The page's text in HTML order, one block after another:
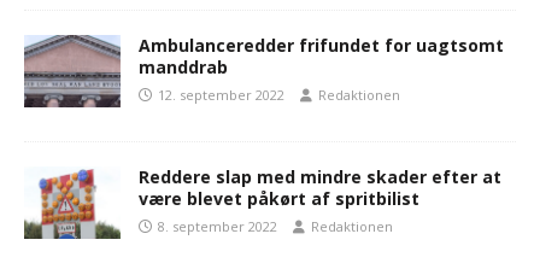
Ambulanceredder frifundet for uagtsomt
manddrab
12. september 2022 Redaktionen
Reddere slap med mindre skader efter at
være blevet påkørt af spritbilist
8. september 2022 Redaktionen